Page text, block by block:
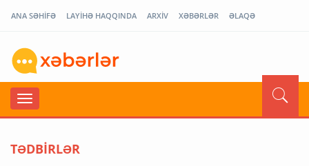
ANA SƏHİFƏ LAYİHƏ HAQQINDA ARXİV XƏBƏRLƏR ƏLAQƏ
TƏDBİRLƏR